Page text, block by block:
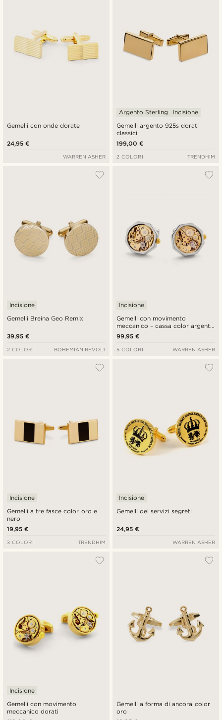
Gemelli con onde dorate
24,95 €
WARREN ASHER
Gemelli argento 925s dorati
classici
Argento Sterling Incisione
199,00 €
2 COLORI TRENDHIM
Gemelli Breina Geo Remix
Incisione
39,95 €
2 COLORI BOHEMIAN REVOLT
Gemelli con movimento
meccanico – cassa color argento
e quadrante color oro
Incisione
99,95 €
5 COLORI WARREN ASHER
Gemelli a tre fasce color oro e
nero
Incisione
19,95 €
3 COLORI TRENDHIM
Gemelli dei servizi segreti
Incisione
24,95 €
WARREN ASHER
Gemelli con movimento
meccanico dorati
Incisione
Gemelli a forma di ancora color
oro